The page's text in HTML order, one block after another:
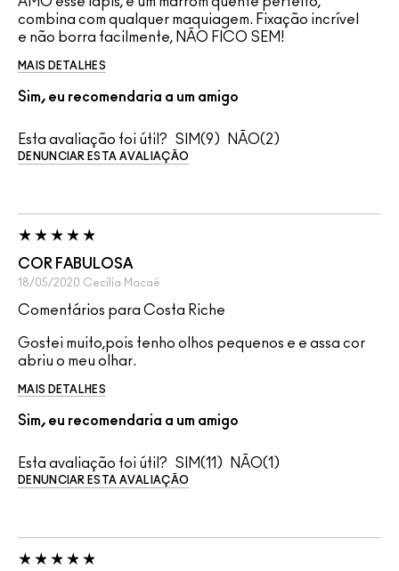
combina com qualquer maquiagem. Fixação incrível
e não borra facilmente, NÃO FICO SEM!
MAIS DETALHES
Sim, eu recomendaria a um amigo
Esta avaliação foi útil? 9 2
DENUNCIAR ESTA AVALIAÇÃO
COR FABULOSA
18/05/2020 Cecilia Macaé
Comentários para Costa Riche
Gostei muito,pois tenho olhos pequenos e e assa cor
abriu o meu olhar.
MAIS DETALHES
Sim, eu recomendaria a um amigo
Esta avaliação foi útil? 11 1
DENUNCIAR ESTA AVALIAÇÃO